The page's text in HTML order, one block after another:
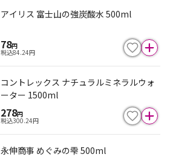
アイリス 富士山の強炭酸水 500ml
78円
税込84.24円
コントレックス ナチュラルミネラルウォ
ーター 1500ml
278円
税込300.24円
永伸商事 めぐみの雫 500ml